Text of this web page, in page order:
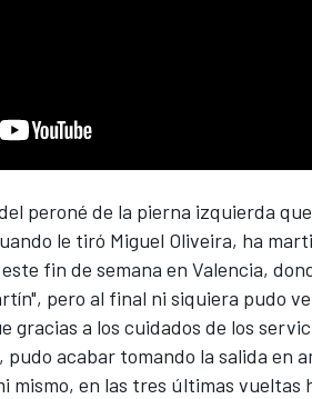
peroné de la pierna izquierda
le tiró Miguel Oliveira, ha
fin de semana en Valencia,
", pero al final ni siquiera pudo
gracias a los cuidados de los
acabar tomando la salida en
mismo, en las tres últimas